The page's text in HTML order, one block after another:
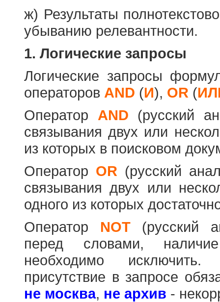
ж) Результаты
убыванию релевантности.
1. Логические запросы
Логические запросы
операторов AND (И), OR (
Оператор AND (русский
связывания двух или
из которых в поисковом
Оператор OR (русский
связывания двух или
одного из которых
Оператор NOT(русский
перед словами,
необходимо
присутствие в запросе
не москва, не архив -